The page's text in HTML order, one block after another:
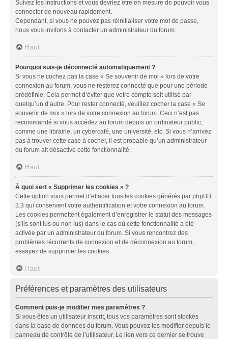
Suivez les instructions et vous devriez être en mesure de pouvoir vous
connecter de nouveau rapidement.
Cependant, si vous ne pouvez pas réinitialiser votre mot de passe,
nous vous invitons à contacter un administrateur du forum.
Haut
Pourquoi suis-je déconnecté automatiquement ?
Si vous ne cochez pas la case « Se souvenir de moi » lors de votre
connexion au forum, vous ne resterez connecté que pour une période
prédéfinie. Cela permet d’éviter que votre compte soit utilisé par
quelqu’un d’autre. Pour rester connecté, veuillez cocher la case « Se
souvenir de moi » lors de votre connexion au forum. Ceci n’est pas
recommandé si vous accédez au forum depuis un ordinateur public,
comme une librairie, un cybercafé, une université, etc. Si vous n’arrivez
pas à trouver cette case à cocher, il est probable qu’un administrateur
du forum ait désactivé cette fonctionnalité.
Haut
À quoi sert « Supprimer les cookies » ?
Cette option vous permet d’effacer tous les cookies générés par phpBB
3.3 qui conservent votre authentification et votre connexion au forum.
Les cookies permettent également d’enregistrer le statut des messages
(s’ils sont lus ou non lus) dans le cas où cette fonctionnalité a été
activée par un administrateur du forum. Si vous rencontrez des
problèmes récurrents de connexion et de déconnexion au forum,
essayez de supprimer les cookies.
Haut
Préférences et paramètres des utilisateurs
Comment puis-je modifier mes paramètres ?
Si vous êtes un utilisateur inscrit, tous vos paramètres sont stockés
dans la base de données du forum. Vous pouvez les modifier depuis le
panneau de contrôle de l’utilisateur. Le lien vers ce dernier se trouve